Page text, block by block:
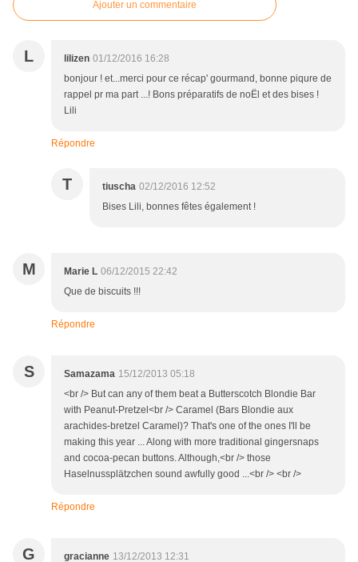
Ajouter un commentaire
L lilizen 01/12/2016 16:28
bonjour ! et...merci pour ce récap' gourmand, bonne piqure de
rappel pr ma part ...! Bons préparatifs de noËl et des bises !
Lili
Répondre
T tiuscha 02/12/2016 12:52
Bises Lili, bonnes fêtes également !
M Marie L 06/12/2015 22:42
Que de biscuits !!!
Répondre
S Samazama 15/12/2013 05:18
<br /> But can any of them beat a Butterscotch Blondie Bar
with Peanut-Pretzel<br /> Caramel (Bars Blondie aux
arachides-bretzel Caramel)? That's one of the ones I'll be
making this year ... Along with more traditional gingersnaps
and cocoa-pecan buttons. Although,<br /> those
Haselnussplätzchen sound awfully good ...<br /> <br />
Répondre
G gracianne 13/12/2013 12:31